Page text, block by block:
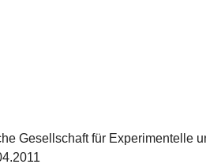
Gesellschaft für Experimentelle